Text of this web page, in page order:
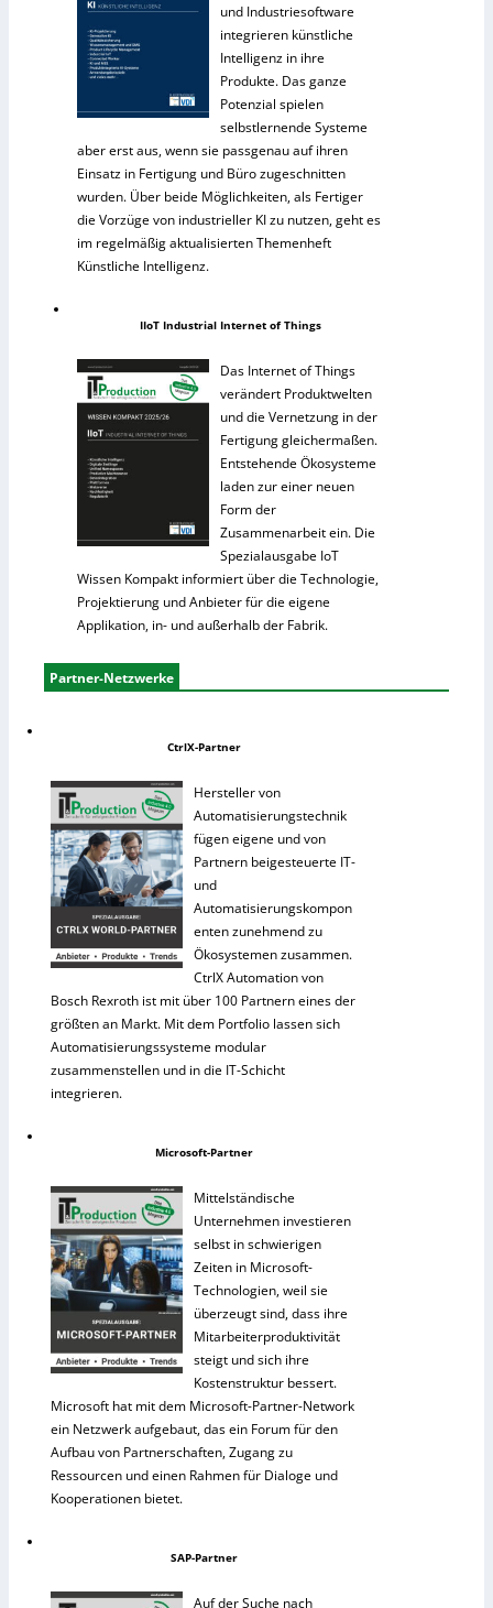
und Industriesoftware
integrieren künstliche
Intelligenz in ihre
Produkte. Das ganze
Potenzial spielen
selbstlernende Systeme
aber erst aus, wenn sie passgenau auf ihren
Einsatz in Fertigung und Büro zugeschnitten
wurden. Über beide Möglichkeiten, als Fertiger
die Vorzüge von industrieller KI zu nutzen, geht es
im regelmäßig aktualisierten Themenheft
Künstliche Intelligenz.
IIoT Industrial Internet of Things
Das Internet of Things
verändert Produktwelten
und die Vernetzung in der
Fertigung gleichermaßen.
Entstehende Ökosysteme
laden zur einer neuen
Form der
Zusammenarbeit ein. Die
Spezialausgabe IoT
Wissen Kompakt informiert über die Technologie,
Projektierung und Anbieter für die eigene
Applikation, in- und außerhalb der Fabrik.
Partner-Netzwerke
CtrlX-Partner
Hersteller von
Automatisierungstechnik
fügen eigene und von
Partnern beigesteuerte IT-
und
Automatisierungskompon
enten zunehmend zu
Ökosystemen zusammen.
CtrlX Automation von
Bosch Rexroth ist mit über 100 Partnern eines der
größten an Markt. Mit dem Portfolio lassen sich
Automatisierungssysteme modular
zusammenstellen und in die IT-Schicht
integrieren.
Microsoft-Partner
Mittelständische
Unternehmen investieren
selbst in schwierigen
Zeiten in Microsoft-
Technologien, weil sie
überzeugt sind, dass ihre
Mitarbeiterproduktivität
steigt und sich ihre
Kostenstruktur bessert.
Microsoft hat mit dem Microsoft-Partner-Network
ein Netzwerk aufgebaut, das ein Forum für den
Aufbau von Partnerschaften, Zugang zu
Ressourcen und einen Rahmen für Dialoge und
Kooperationen bietet.
SAP-Partner
Auf der Suche nach